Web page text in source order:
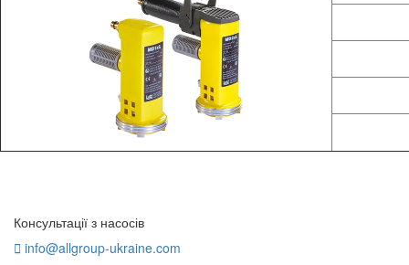
Консультації з насосів
info@allgroup-ukraine.com